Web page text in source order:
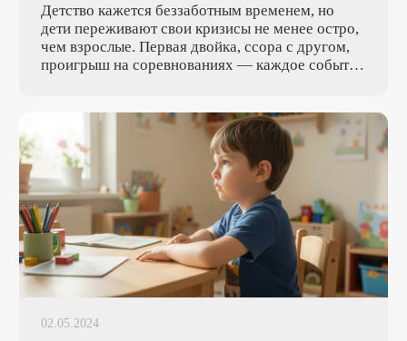
Детство кажется беззаботным временем, но
дети переживают свои кризисы не менее остро,
чем взрослые. Первая двойка, ссора с другом,
проигрыш на соревнованиях — каждое событие
определяет, как он научится справляться с
трудностями во взрослой жизни.
02.05.2024